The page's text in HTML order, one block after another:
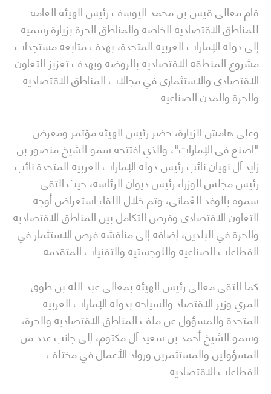
قام معالي قيس بن محمد اليوسف رئيس الهيئة العامة
للمناطق الاقتصادية الخاصة والمناطق الحرة بزيارة رسمية
إلى دولة الإمارات العربية المتحدة، بهدف متابعة مستجدات
مشروع المنطقة الاقتصادية بالروضة وبهدف تعزيز التعاون
الاقتصادي والاستثماري في مجالات المناطق الاقتصادية
والحرة والمدن الصناعية.
وعلى هامش الزيارة، حضر رئيس الهيئة مؤتمر ومعرض
"اصنع في الإمارات"، والذي افتتحه سمو الشيخ منصور بن
زايد آل نهيان نائب رئيس دولة الإمارات العربية المتحدة نائب
رئيس مجلس الوزراء رئيس ديوان الرئاسة، حيث التقى
سموه بالوفد العُماني، وتم خلال اللقاء استعراض أوجه
التعاون الاقتصادي وفرص التكامل بين المناطق الاقتصادية
والحرة في البلدين، إضافة إلى مناقشة فرص الاستثمار في
القطاعات الصناعية واللوجستية والتقنيات المتقدمة.
كما التقى معالي رئيس الهيئة بمعالي عبد الله بن طوق
المري وزير الاقتصاد والسياحة بدولة الإمارات العربية
المتحدة والمسؤول عن ملف المناطق الاقتصادية والحرة،
وسمو الشيخ أحمد بن سعيد آل مكتوم، إلى جانب عدد من
المسؤولين والمستثمرين ورواد الأعمال في مختلف
القطاعات الاقتصادية.